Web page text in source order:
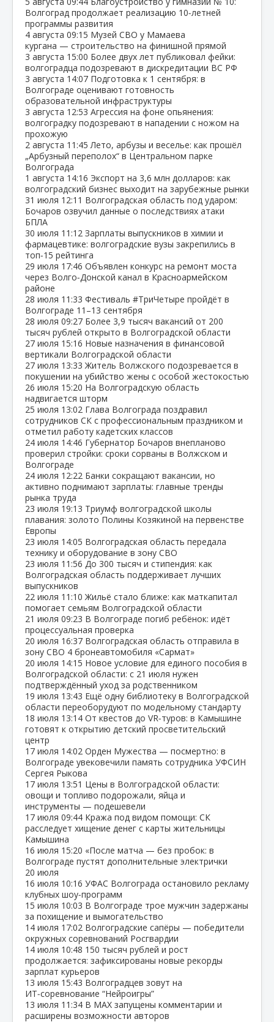
Волгоград продолжает реализацию 10‑летней
программы развития
4 августа 09:15 Музей СВО у Мамаева
кургана — строительство на финишной прямой
3 августа 15:00 Более двух лет публиковал фейки:
волгоградца подозревают в дискредитации ВС РФ
3 августа 14:07 Подготовка к 1 сентября: в
Волгограде оценивают готовность
образовательной инфраструктуры
3 августа 12:53 Агрессия на фоне опьянения:
волгоградку подозревают в нападении с ножом на
прохожую
2 августа 11:45 Лето, арбузы и веселье: как прошёл
„Арбузный переполох“ в Центральном парке
Волгограда
1 августа 14:16 Экспорт на 3,6 млн долларов: как
волгоградский бизнес выходит на зарубежные рынки
31 июля 12:11 Волгоградская область под ударом:
Бочаров озвучил данные о последствиях атаки
БПЛА
30 июля 11:12 Зарплаты выпускников в химии и
фармацевтике: волгоградские вузы закрепились в
топ‑15 рейтинга
29 июля 17:46 Объявлен конкурс на ремонт моста
через Волго‑Донской канал в Красноармейском
районе
28 июля 11:33 Фестиваль #ТриЧетыре пройдёт в
Волгограде 11–13 сентября
28 июля 09:27 Более 3,9 тысяч вакансий от 200
тысяч рублей открыто в Волгоградской области
27 июля 15:16 Новые назначения в финансовой
вертикали Волгоградской области
27 июля 13:33 Житель Волжского подозревается в
покушении на убийство жены с особой жестокостью
26 июля 15:20 На Волгоградскую область
надвигается шторм
25 июля 13:02 Глава Волгограда поздравил
сотрудников СК с профессиональным праздником и
отметил работу кадетских классов
24 июля 14:46 Губернатор Бочаров внепланово
проверил стройки: сроки сорваны в Волжском и
Волгограде
24 июля 12:22 Банки сокращают вакансии, но
активно поднимают зарплаты: главные тренды
рынка труда
23 июля 19:13 Триумф волгоградской школы
плавания: золото Полины Козякиной на первенстве
Европы
23 июля 14:05 Волгоградская область передала
технику и оборудование в зону СВО
23 июля 11:56 До 300 тысяч и стипендия: как
Волгоградская область поддерживает лучших
выпускников
22 июля 11:10 Жильё стало ближе: как маткапитал
помогает семьям Волгоградской области
21 июля 09:23 В Волгограде погиб ребёнок: идёт
процессуальная проверка
20 июля 16:37 Волгоградская область отправила в
зону СВО 4 бронеавтомобиля «Сармат»
20 июля 14:15 Новое условие для единого пособия в
Волгоградской области: с 21 июля нужен
подтверждённый уход за родственником
19 июля 13:43 Ещё одну библиотеку в Волгоградской
области переоборудуют по модельному стандарту
18 июля 13:14 От квестов до VR‑туров: в Камышине
готовят к открытию детский просветительский
центр
17 июля 14:02 Орден Мужества — посмертно: в
Волгограде увековечили память сотрудника УФСИН
Сергея Рыкова
17 июля 13:51 Цены в Волгоградской области:
овощи и топливо подорожали, яйца и
инструменты — подешевели
17 июля 09:44 Кража под видом помощи: СК
расследует хищение денег с карты жительницы
Камышина
16 июля 15:20 «После матча — без пробок: в
Волгограде пустят дополнительные электрички
20 июля
16 июля 10:16 УФАС Волгограда остановило рекламу
клубных шоу‑программ
15 июля 10:03 В Волгограде трое мужчин задержаны
за похищение и вымогательство
14 июля 17:02 Волгоградские сапёры — победители
окружных соревнований Росгвардии
14 июля 10:48 150 тысяч рублей и рост
продолжается: зафиксированы новые рекорды
зарплат курьеров
13 июля 15:43 Волгоградцев зовут на
ИТ‑соревнование “Нейроигры”
13 июля 11:34 В МАХ запущены комментарии и
расширены возможности авторов